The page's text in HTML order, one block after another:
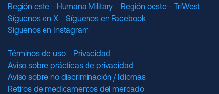
Región este - Humana Military
Región oeste - TriWest
Síguenos en X
Síguenos en Facebook
Síguenos en Instagram
Términos de uso
Privacidad
Aviso sobre prácticas de privacidad
Aviso sobre no discriminación / Idiomas
Retiros de medicamentos del mercado